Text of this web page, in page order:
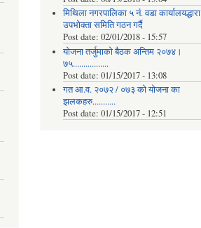
मिथिला नगरपालिका ५ नं. वडा कार्यालयद्धारा
उपभोक्ता समिति गठन गर्दै
Post date:02/01/2018 - 15:57
याेजना तर्जुमाकाे बैठक अन्तिम २०७४।
७५.................
Post date:01/15/2017 - 13:08
गत आ.व. २०७२ / ०७३ को योजना का
झलकहरु...........
Post date:01/15/2017 - 12:51